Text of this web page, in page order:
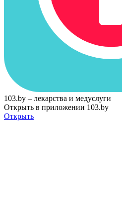
103.by – лекарства и медуслуги
Открыть в приложении 103.by
Открыть